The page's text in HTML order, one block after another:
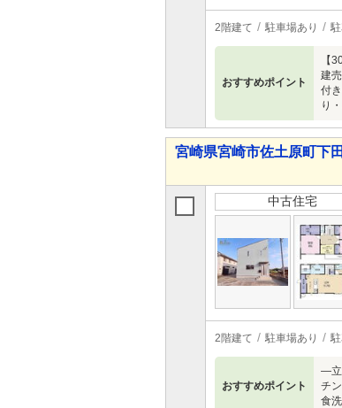
2階建て 駐車場あり
おすすめポイント
【
建
付
り
宮崎県宮崎市佐土原町下
中古住宅
2階建て 駐車場あり
おすすめポイント
―立
チ
食